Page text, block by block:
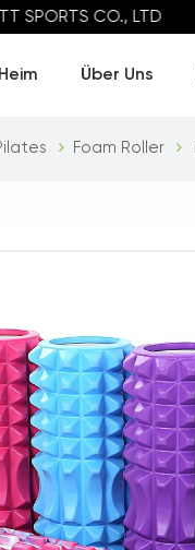
CO., LTD
Heim Über Uns
Foam Roller